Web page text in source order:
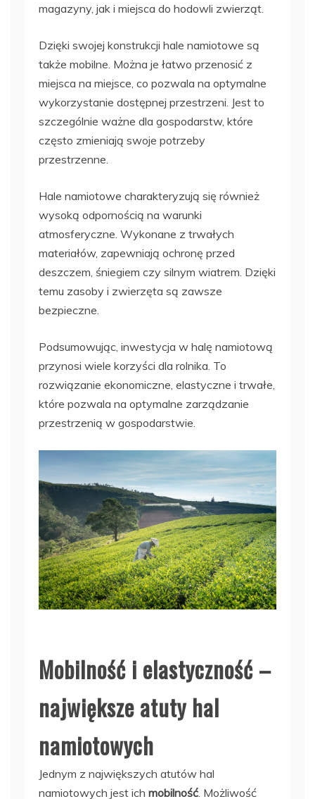
magazyny, jak i miejsca do hodowli zwierząt.
Dzięki swojej konstrukcji hale namiotowe są
także mobilne. Można je łatwo przenosić z
miejsca na miejsce, co pozwala na optymalne
wykorzystanie dostępnej przestrzeni. Jest to
szczególnie ważne dla gospodarstw, które
często zmieniają swoje potrzeby
przestrzenne.
Hale namiotowe charakteryzują się również
wysoką odpornością na warunki
atmosferyczne. Wykonane z trwałych
materiałów, zapewniają ochronę przed
deszczem, śniegiem czy silnym wiatrem. Dzięki
temu zasoby i zwierzęta są zawsze
bezpieczne.
Podsumowując, inwestycja w halę namiotową
przynosi wiele korzyści dla rolnika. To
rozwiązanie ekonomiczne, elastyczne i trwałe,
które pozwala na optymalne zarządzanie
przestrzenią w gospodarstwie.
Mobilność i elastyczność –
największe atuty hal
namiotowych
Jednym z największych atutów hal
namiotowych jest ich mobilność . Możliwość